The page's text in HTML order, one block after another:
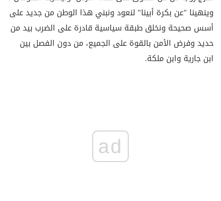
وينهينا "عن بكرة أبينا" لنعود ونبني هذا الوطن من جديد على
أسس صحيحة ونخلق طبقة سياسية قادرة على الضرب بيد من
حديد وفرض الأمن بالقوة على الجميع، من دون الفصل بين
ابن جارية وابن ملكة.
ad